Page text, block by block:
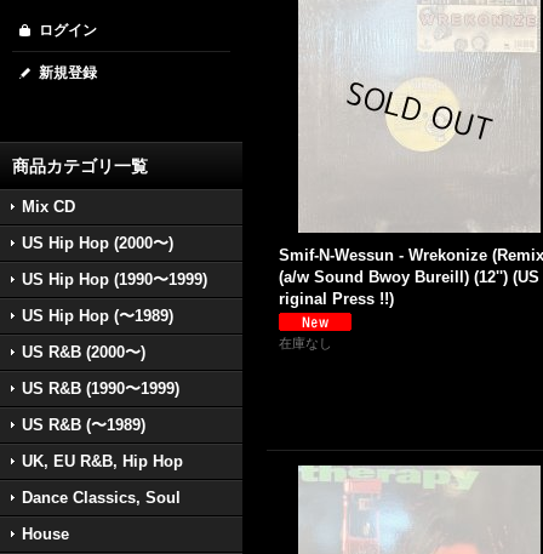
ログイン
新規登録
商品カテゴリ一覧
Mix CD
US Hip Hop (2000〜)
US Hip Hop (1990〜1999)
US Hip Hop (〜1989)
US R&B (2000〜)
US R&B (1990〜1999)
US R&B (〜1989)
UK, EU R&B, Hip Hop
Dance Classics, Soul
House
Smif-N-Wessun - Wrekonize
(a/w Sound Bwoy Bureill) (12'') (US
riginal Press !!)
在庫なし